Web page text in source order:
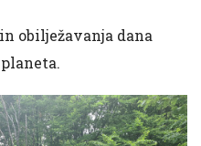
obilježavanja dana